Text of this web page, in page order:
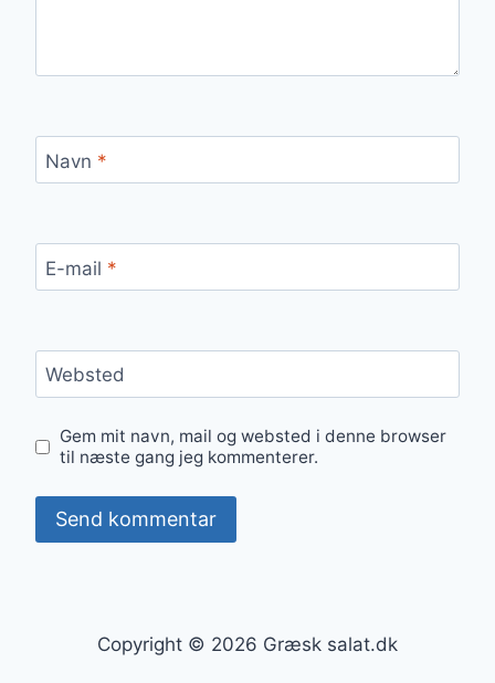
Navn *
E-mail *
Websted
Gem mit navn, mail og websted i denne browser
til næste gang jeg kommenterer.
Copyright © 2026 Græsk salat.dk